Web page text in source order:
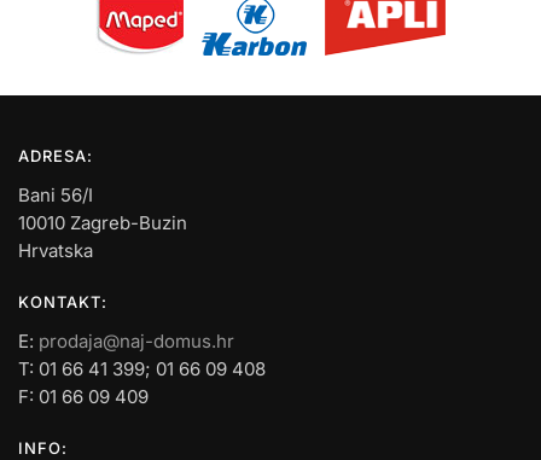
ADRESA:
Bani 56/I
10010 Zagreb-Buzin
Hrvatska
KONTAKT:
E: prodaja@naj-domus.hr
T: 01 66 41 399; 01 66 09 408
F: 01 66 09 409
INFO: